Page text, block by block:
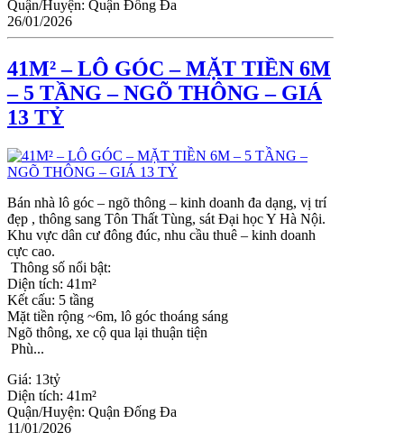
Quận/Huyện: Quận Đống Đa
26/01/2026
41M² – LÔ GÓC – MẶT TIỀN 6M
– 5 TẦNG – NGÕ THÔNG – GIÁ
13 TỶ
Bán nhà lô góc – ngõ thông – kinh doanh đa dạng, vị trí
đẹp , thông sang Tôn Thất Tùng, sát Đại học Y Hà Nội.
Khu vực dân cư đông đúc, nhu cầu thuê – kinh doanh
cực cao.
Thông số nổi bật:
Diện tích: 41m²
Kết cấu: 5 tầng
Mặt tiền rộng ~6m, lô góc thoáng sáng
Ngõ thông, xe cộ qua lại thuận tiện
Phù...
Giá: 13tỷ
Diện tích: 41m²
Quận/Huyện: Quận Đống Đa
11/01/2026